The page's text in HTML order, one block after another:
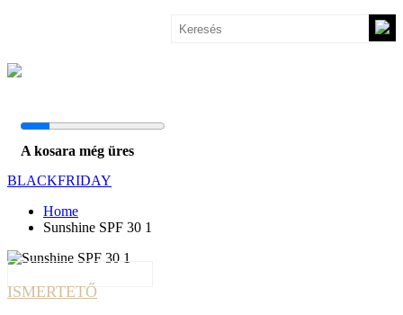
A kosara még üres
BLACKFRIDAY
Home
Sunshine SPF 30 1
ISMERTETŐ